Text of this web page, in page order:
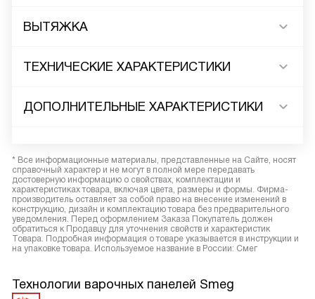
ВЫТЯЖКА
ТЕХНИЧЕСКИЕ ХАРАКТЕРИСТИКИ
ДОПОЛНИТЕЛЬНЫЕ ХАРАКТЕРИСТИКИ
* Все информационные материалы, представленные на Сайте, носят
справочный характер и не могут в полной мере передавать
достоверную информацию о свойствах, комплектации и
характеристиках товара, включая цвета, размеры и формы. Фирма-
производитель оставляет за собой право на внесение изменений в
конструкцию, дизайн и комплектацию товара без предварительного
уведомления. Перед оформлением Заказа Покупатель должен
обратиться к Продавцу для уточнения свойств и характеристик
Товара. Подробная информация о товаре указывается в инструкции и
на упаковке товара. Используемое название в России: Смег
Технологии варочных панелей Smeg